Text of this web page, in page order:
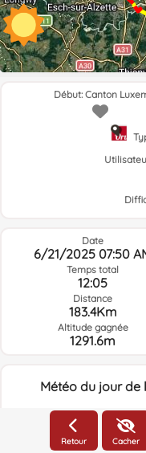
Début: Canton
Date
6/21/2025 07:50
Temps total
12:05
Distance
183.4Km
Altitude gagnée
1291.6m
Météo du jour de
Retour Cacher